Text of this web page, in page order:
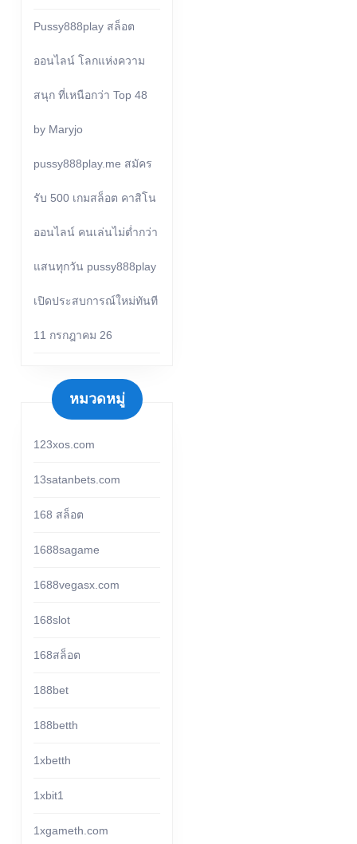
Pussy888play สล็อต
ออนไลน์ โลกแห่งความ
สนุก ที่เหนือกว่า Top 48
by Maryjo
pussy888play.me สมัคร
รับ 500 เกมสล็อต คาสิโน
ออนไลน์ คนเล่นไม่ต่ำกว่า
แสนทุกวัน pussy888play
เปิดประสบการณ์ใหม่ทันที
11 กรกฎาคม 26
หมวดหมู่
123xos.com
13satanbets.com
168 สล็อต
1688sagame
1688vegasx.com
168slot
168สล็อต
188bet
188betth
1xbetth
1xbit1
1xgameth.com